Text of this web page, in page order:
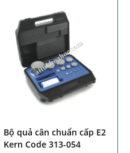
Bộ quả cân chuẩn cấp E2
Kern Code 313-054